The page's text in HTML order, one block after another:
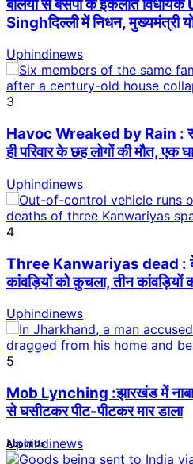
बलिया से बसपा के इकलौते
Singhदिल्ली में निधन, मुख्यमंत्री
Uphindinews
3
Havoc Wreaked by Rain :
ही परिवार के छह लोगों की मौत, एक
Uphindinews
4
Three Kanwariyas dead :
कांवड़ियों को कुचला, तीन
Uphindinews
5
Mob Lynching :झारखंड में
से घसीटकर पीट-पीटकर मार डाला
Uphindinews
About Us